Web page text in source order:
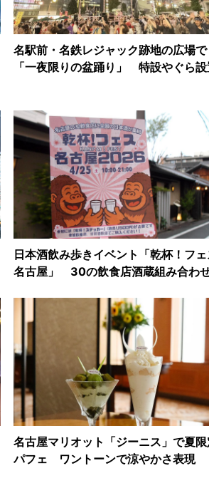
名駅前・名鉄レジャック跡地の広場で
「一夜限りの盆踊り」 特設やぐら設
日本酒飲み歩きイベント「乾杯！フェ
名古屋」 30の飲食店酒蔵組み合わ
名古屋マリオット「ジーニス」で夏限
パフェ ワントーンで涼やかさ表現